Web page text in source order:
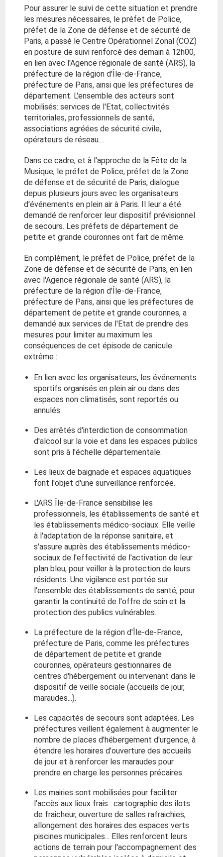
Pour assurer le suivi de cette situation et prendre
les mesures nécessaires, le préfet de Police,
préfet de la Zone de défense et de sécurité de
Paris, a passé le Centre Opérationnel Zonal (COZ)
en posture de suivi renforcé des demain à 12h00,
en lien avec l'Agence régionale de santé (ARS), la
préfecture de la région d'Île-de-France,
préfecture de Paris, ainsi que les préfectures de
département. L'ensemble des acteurs sont
mobilisés: services de l'Etat, collectivités
territoriales, professionnels de santé,
associations agréées de sécurité civile,
opérateurs de réseau....
Dans ce cadre, et à l'approche de la Fête de la
Musique, le préfet de Police, préfet de la Zone
de défense et de sécurité de Paris, dialogue
depuis plusieurs jours avec les organisateurs
d'événements en plein air à Paris. Il leur a été
demandé de renforcer leur dispositif prévisionnel
de secours. Les préfets de département de
petite et grande couronnes ont fait de même.
En complément, le préfet de Police, préfet de la
Zone de défense et de sécurité de Paris, en lien
avec l'Agence régionale de santé (ARS), la
préfecture de la région d'Île-de-France,
préfecture de Paris, ainsi que les préfectures de
département de petite et grande couronnes, a
demandé aux services de l'Etat de prendre des
mesures pour limiter au maximum les
conséquences de cet épisode de canicule
extrême :
En lien avec les organisateurs, les événements
sportifs organisés en plein air ou dans des
espaces non climatisés, sont reportés ou
annulés.
Des arrêtés d'interdiction de consommation
d'alcool sur la voie et dans les espaces publics
sont pris à l'échelle départementale.
Les lieux de baignade et espaces aquatiques
font l'objet d'une surveillance renforcée.
L'ARS Île-de-France sensibilise les
professionnels, les établissements de santé et
les établissements médico-sociaux. Elle veille
à l'adaptation de la réponse sanitaire, et
s'assure auprès des établissements médico-
sociaux de l'effectivité de l'activation de leur
plan bleu, pour veiller à la protection de leurs
résidents. Une vigilance est portée sur
l'ensemble des établissements de santé, pour
garantir la continuité de l'offre de soin et la
protection des publics vulnérables.
La préfecture de la région d'Île-de-France,
préfecture de Paris, comme les préfectures
de département de petite et grande
couronnes, opérateurs gestionnaires de
centres d'hébergement ou intervenant dans le
dispositif de veille sociale (accueils de jour,
maraudes...).
Les capacités de secours sont adaptées. Les
préfectures veillent également à augmenter le
nombre de places d'hébergement d'urgence, à
étendre les horaires d'ouverture des accueils
de jour et à renforcer les maraudes pour
prendre en charge les personnes précaires.
Les mairies sont mobilisées pour faciliter
l'accès aux lieux frais : cartographie des ilots
de fraicheur, ouverture de salles rafraichies,
allongement des horaires des espaces verts
piscines municipales... Elles renforcent leurs
actions de terrain pour l'accompagnement des